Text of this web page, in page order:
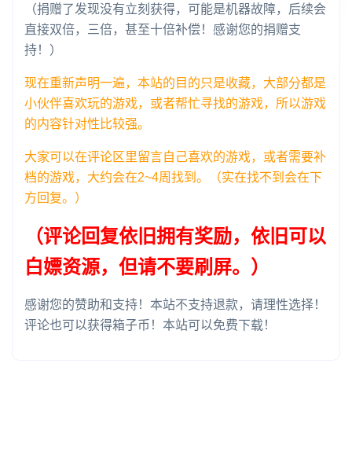
（捐赠了发现没有立刻获得，可能是机器故障，后续会
直接双倍，三倍，甚至十倍补偿！感谢您的捐赠支
持！）
现在重新声明一遍，本站的目的只是收藏，大部分都是
小伙伴喜欢玩的游戏，或者帮忙寻找的游戏，所以游戏
的内容针对性比较强。
大家可以在评论区里留言自己喜欢的游戏，或者需要补
档的游戏，大约会在2~4周找到。（实在找不到会在下
方回复。）
（评论回复依旧拥有奖励，依旧可以
白嫖资源，但请不要刷屏。）
感谢您的赞助和支持！本站不支持退款，请理性选择！
评论也可以获得箱子币！本站可以免费下载！